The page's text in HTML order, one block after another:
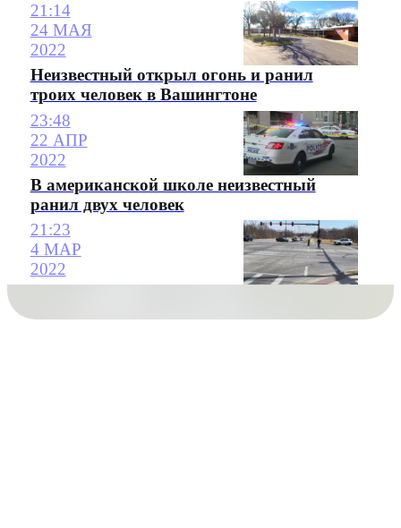
21:14
24 МАЯ
2022
Неизвестный открыл огонь и ранил
троих человек в Вашингтоне
23:48
22 АПР
2022
В американской школе неизвестный
ранил двух человек
21:23
4 МАР
2022